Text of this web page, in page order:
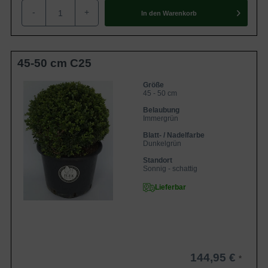
als auch im schattigen Stand ansprechend entwickeln. Es
gilt allerdings einen Aspekt zu berücksichtigen. Ein
'Dark Green' Kugel faktisch vermieden werden. In Bezug
auf Windfestigkeit, Robustheit und Winterhärte lassen die
Ilex-Kugeln keine Wünsche offen.
Allgemeine Informationen zum Ilex Crenata / zur
Japanischen Hülse
Die Ilex crenata 'Dark Green' Kugel / Buchsblättrige
Japanische Hülse 'Dark Green' Kugel ist ursprünglich in
der Bonsai-Züchtung gedient, denn das feine Blattwerk
- + In den Warenkorb
45-50 cm C25
Größe
45 - 50 cm
Belaubung
Immergrün
Blatt- / Nadelfarbe
Dunkelgrün
Standort
Sonnig - schattig
Lieferbar
144,95 €